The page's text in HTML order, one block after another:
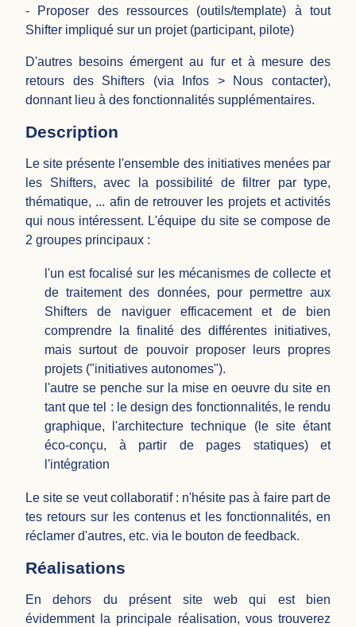
- Proposer des ressources (outils/template) à tout
Shifter impliqué sur un projet (participant, pilote)
D'autres besoins émergent au fur et à mesure des
retours des Shifters (via Infos > Nous contacter),
donnant lieu à des fonctionnalités supplémentaires.
Description
Le site présente l'ensemble des initiatives menées par
les Shifters, avec la possibilité de filtrer par type,
thématique, ... afin de retrouver les projets et activités
qui nous intéressent. L'équipe du site se compose de
2 groupes principaux :
l'un est focalisé sur les mécanismes de collecte et
de traitement des données, pour permettre aux
Shifters de naviguer efficacement et de bien
comprendre la finalité des différentes initiatives,
mais surtout de pouvoir proposer leurs propres
projets ("initiatives autonomes").
l'autre se penche sur la mise en oeuvre du site en
tant que tel : le design des fonctionnalités, le rendu
graphique, l'architecture technique (le site étant
éco-conçu, à partir de pages statiques) et
l'intégration
Le site se veut collaboratif : n'hésite pas à faire part de
tes retours sur les contenus et les fonctionnalités, en
réclamer d'autres, etc. via le bouton de feedback.
Réalisations
En dehors du présent site web qui est bien
évidemment la principale réalisation, vous trouverez